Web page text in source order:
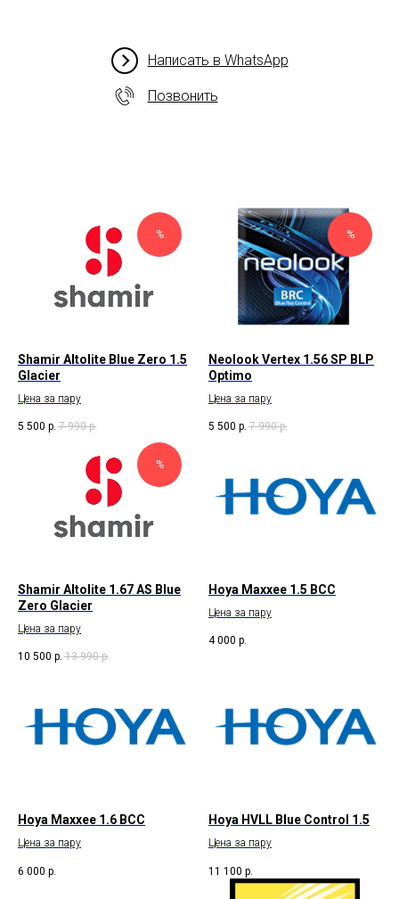
Написать в WhatsApp
Позвонить
%
Shamir Altolite Blue Zero 1.5
Glacier
Цена за пару
5 500 р. 7 990 р.
%
Neolook Vertex 1.56 SP BLP
Optimo
Цена за пару
5 500 р. 7 990 р.
%
Shamir Altolite 1.67 AS Blue
Zero Glacier
Цена за пару
10 500 р. 13 990 р.
Hoya Maxxee 1.5 BCC
Цена за пару
4 000 р.
Hoya Maxxee 1.6 BCC
Цена за пару
6 000 р.
Hoya HVLL Blue Control 1.5
Цена за пару
11 100 р.